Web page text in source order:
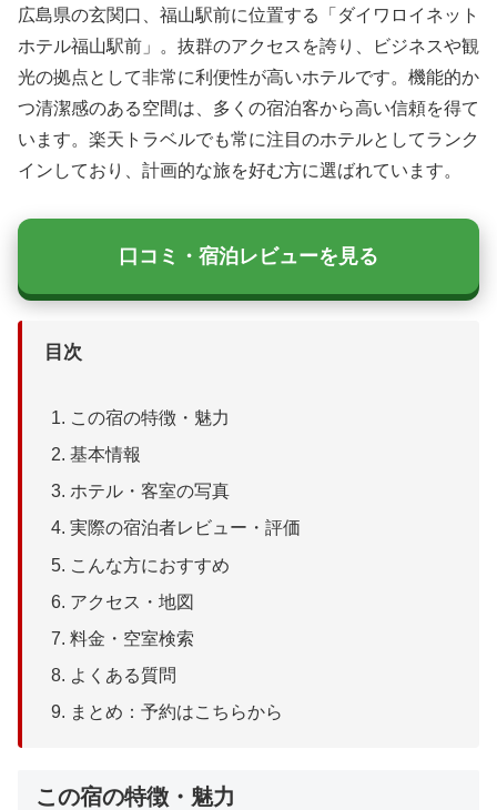
広島県の玄関口、福山駅前に位置する「ダイワロイネット
ホテル福山駅前」。抜群のアクセスを誇り、ビジネスや観
光の拠点として非常に利便性が高いホテルです。機能的か
つ清潔感のある空間は、多くの宿泊客から高い信頼を得て
います。楽天トラベルでも常に注目のホテルとしてランク
インしており、計画的な旅を好む方に選ばれています。
口コミ・宿泊レビューを見る
目次
この宿の特徴・魅力
基本情報
ホテル・客室の写真
実際の宿泊者レビュー・評価
こんな方におすすめ
アクセス・地図
料金・空室検索
よくある質問
まとめ：予約はこちらから
この宿の特徴・魅力